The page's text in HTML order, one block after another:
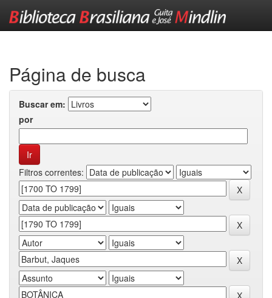
Página de busca
Buscar em:
por
Filtros correntes: